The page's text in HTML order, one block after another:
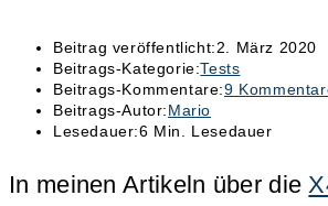
Beitrag veröffentlicht:2. März 2020
Beitrags-Kategorie:Tests
Beitrags-Kommentare:9
Beitrags-Autor:Mario
Lesedauer:6 Min. Lesedauer
In meinen Artikeln über die